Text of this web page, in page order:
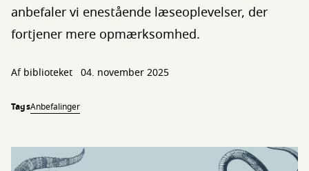
anbefaler vi enestående læseoplevelser, der
fortjener mere opmærksomhed.
Af biblioteket 04. november 2025
TagsAnbefalinger